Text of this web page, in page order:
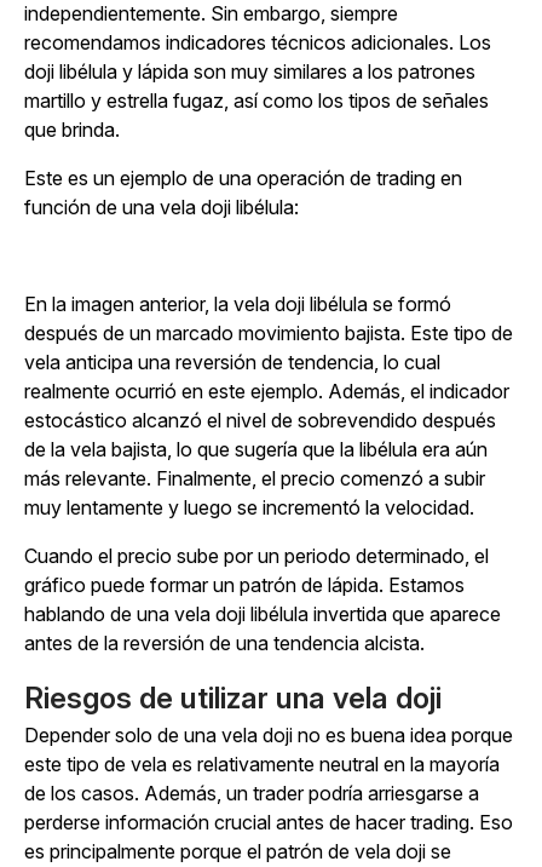
independientemente. Sin embargo, siempre
recomendamos indicadores técnicos adicionales. Los
doji libélula y lápida son muy similares a los patrones
martillo y estrella fugaz, así como los tipos de señales
que brinda.
Este es un ejemplo de una operación de trading en
función de una vela doji libélula:
En la imagen anterior, la vela doji libélula se formó
después de un marcado movimiento bajista. Este tipo de
vela anticipa una reversión de tendencia, lo cual
realmente ocurrió en este ejemplo. Además, el indicador
estocástico alcanzó el nivel de sobrevendido después
de la vela bajista, lo que sugería que la libélula era aún
más relevante. Finalmente, el precio comenzó a subir
muy lentamente y luego se incrementó la velocidad.
Cuando el precio sube por un periodo determinado, el
gráfico puede formar un patrón de lápida. Estamos
hablando de una vela doji libélula invertida que aparece
antes de la reversión de una tendencia alcista.
Riesgos de utilizar una vela doji
Depender solo de una vela doji no es buena idea porque
este tipo de vela es relativamente neutral en la mayoría
de los casos. Además, un trader podría arriesgarse a
perderse información crucial antes de hacer trading. Eso
es principalmente porque el patrón de vela doji se